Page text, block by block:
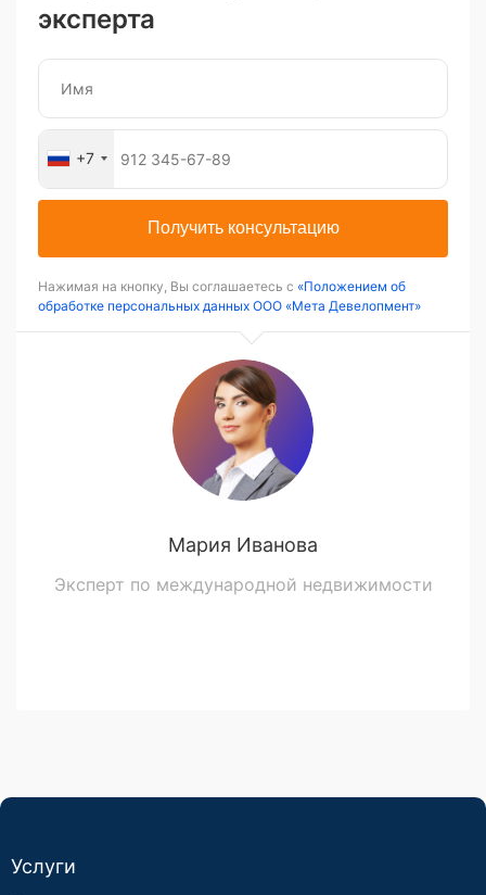
эксперта
+7
Получить консультацию
Нажимая на кнопку, Вы соглашаетесь с «Положением об
обработке персональных данных ООО «Мета Девелопмент»
Мария Иванова
Эксперт по международной недвижимости
Услуги